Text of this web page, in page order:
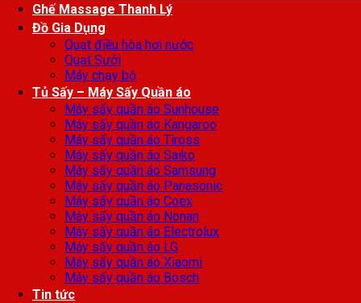
Ghế Massage Thanh Lý
Đồ Gia Dụng
Quạt điều hòa hơi nước
Quạt Sưởi
Máy chạy bộ
Tủ Sấy – Máy Sấy Quần áo
Máy sấy quần áo Sunhouse
Máy sấy quần áo Kangaroo
Máy sấy quần áo Tiross
Máy sấy quần áo Saiko
Máy sấy quần áo Samsung
Máy sấy quần áo Panasonic
Máy sấy quần áo Coex
Máy sấy quần áo Nonan
Máy sấy quần áo Electrolux
Máy sấy quần áo LG
Máy sấy quần áo Xiaomi
Máy sấy quần áo Bosch
Tin tức